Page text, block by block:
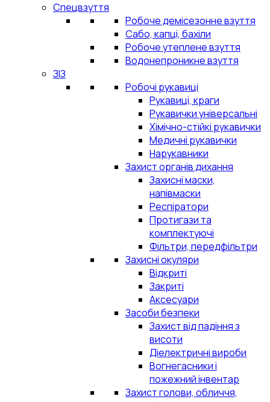
Спецвзуття
Робоче демісезонне взуття
Сабо, капці, бахіли
Робоче утеплене взуття
Водонепроникне взуття
ЗІЗ
Робочі рукавиці
Рукавиці, краги
Рукавички універсальні
Хімічно-стійкі рукавички
Медичні рукавички
Нарукавники
Захист органів дихання
Захисні маски,
напівмаски
Респіратори
Протигази та
комплектуючі
Фільтри, передфільтри
Захисні окуляри
Відкриті
Закриті
Аксесуари
Засоби безпеки
Захист від падіння з
висоти
Діелектричні вироби
Вогнегасники і
пожежний інвентар
Захист голови, обличчя,